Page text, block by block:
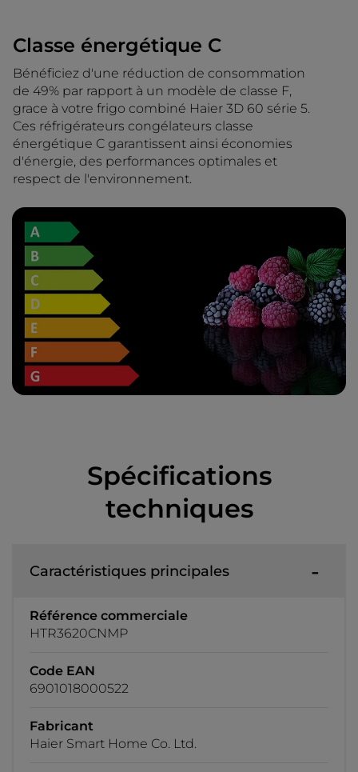
Classe énergétique C
Bénéficiez d'une réduction de consommation
de 49% par rapport à un modèle de classe F,
grace à votre frigo combiné Haier 3D 60 série 5.
Ces réfrigérateurs congélateurs classe
énergétique C garantissent ainsi économies
d'énergie, des performances optimales et
respect de l'environnement.
Spécifications
techniques
Caractéristiques principales
Référence commerciale
HTR3620CNMP
Code EAN
6901018000522
Fabricant
Haier Smart Home Co. Ltd.